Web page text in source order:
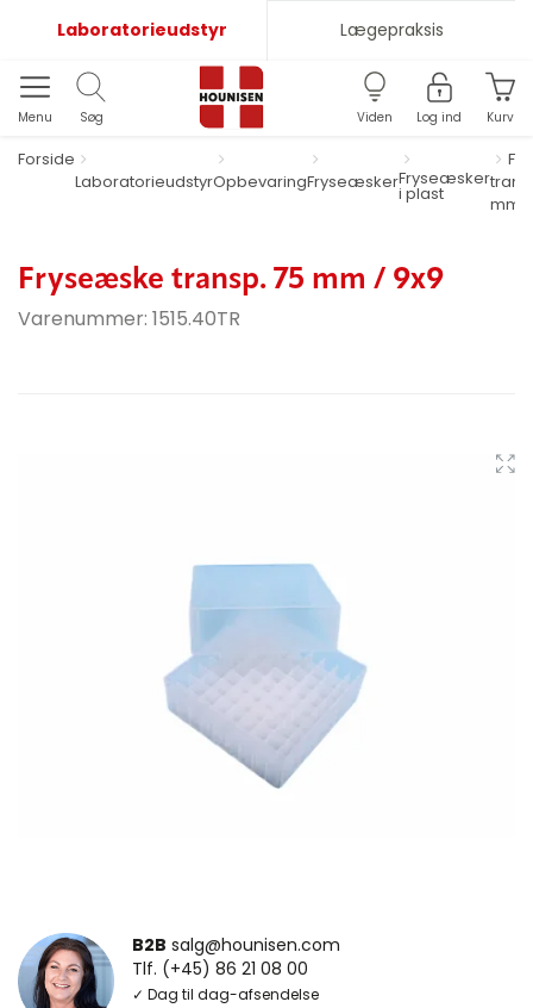
Laboratorieudstyr Lægepraksis
Menu Søg Viden Log ind Kurv
Forside
LaboratorieudstyrOpbevaringFryseæskerFryseæsker
i plast
mm /
Fryseæske transp. 75 mm / 9x9
Varenummer: 1515.40TR
B2B salg@hounisen.com
Tlf. (+45) 86 21 08 00
✓ Dag til dag-afsendelse